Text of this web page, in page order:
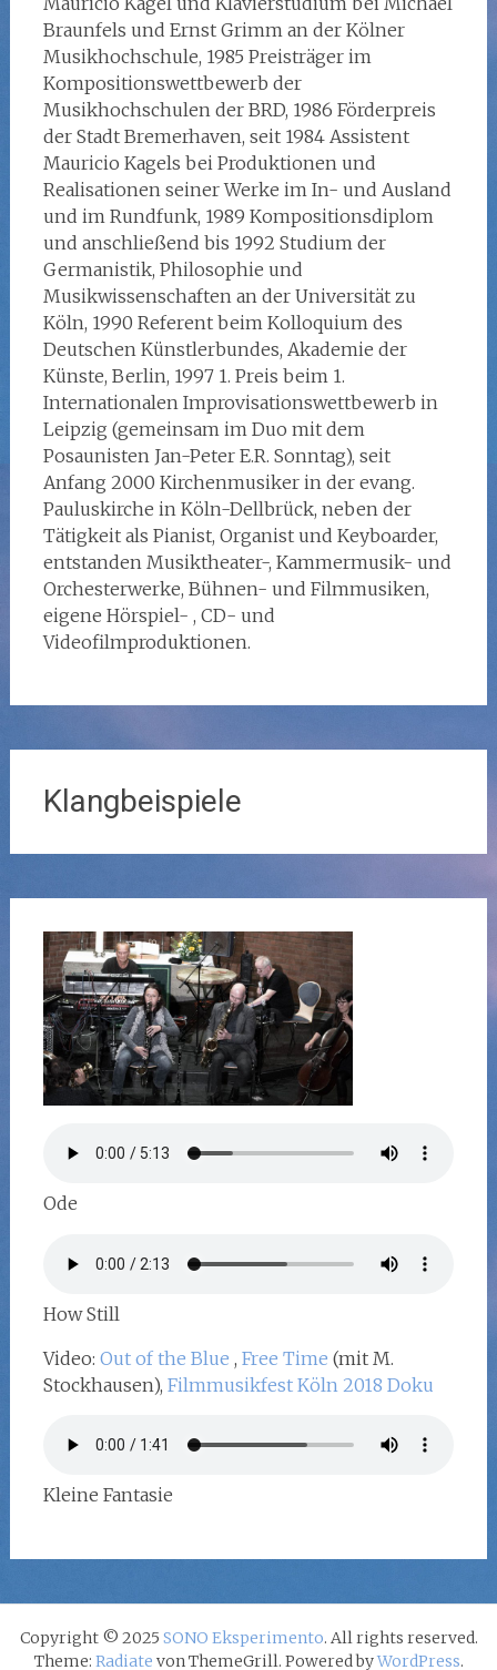
Braunfels und Ernst Grimm an der Kölner
Musikhochschule, 1985 Preisträger im
Kompositionswettbewerb der
Musikhochschulen der BRD, 1986 Förderpreis
der Stadt Bremerhaven, seit 1984 Assistent
Mauricio Kagels bei Produktionen und
Realisationen seiner Werke im In- und Ausland
und im Rundfunk, 1989 Kompositionsdiplom
und anschließend bis 1992 Studium der
Germanistik, Philosophie und
Musikwissenschaften an der Universität zu
Köln, 1990 Referent beim Kolloquium des
Deutschen Künstlerbundes, Akademie der
Künste, Berlin, 1997 1. Preis beim 1.
Internationalen Improvisationswettbewerb in
Leipzig (gemeinsam im Duo mit dem
Posaunisten Jan-Peter E.R. Sonntag), seit
Anfang 2000 Kirchenmusiker in der evang.
Pauluskirche in Köln-Dellbrück, neben der
Tätigkeit als Pianist, Organist und Keyboarder,
entstanden Musiktheater-, Kammermusik- und
Orchesterwerke, Bühnen- und Filmmusiken,
eigene Hörspiel- , CD- und
Videofilmproduktionen.
Klangbeispiele
Ode
How Still
Video: Out of the Blue , Free Time (mit M.
Stockhausen), Filmmusikfest Köln 2018 Doku
Kleine Fantasie
Copyright © 2025 SONO Eksperimento. All rights reserved.
Theme: Radiate von ThemeGrill. Powered byWordPress.